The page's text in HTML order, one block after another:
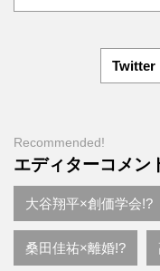
Twitter
Recommended!
エディターコメン
大谷翔平×創価学会!?
桑田佳祐×離婚!?